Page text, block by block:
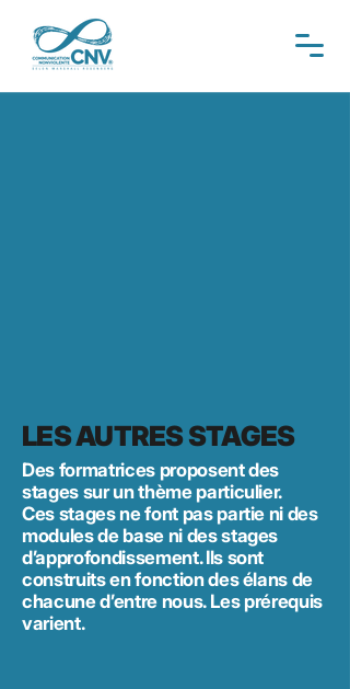
LES AUTRES STAGES
Des formatrices proposent des
stages sur un thème particulier.
Ces stages ne font pas partie ni des
modules de base ni des stages
d’approfondissement. Ils sont
construits en fonction des élans de
chacune d’entre nous. Les prérequis
varient.